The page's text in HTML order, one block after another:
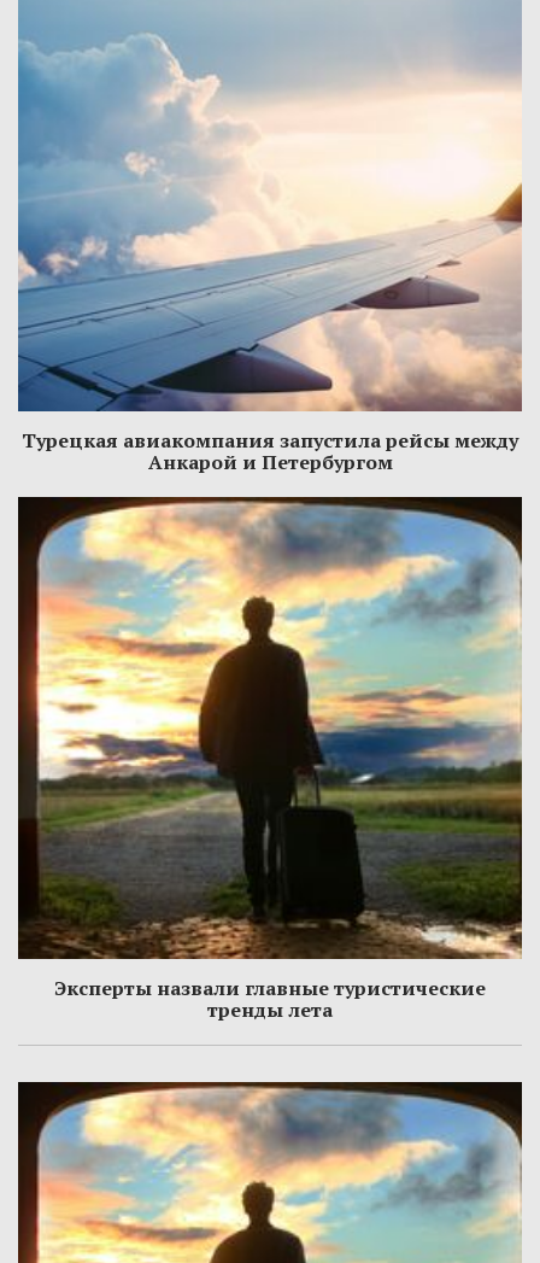
Турецкая авиакомпания запустила рейсы между
Анкарой и Петербургом
Эксперты назвали главные туристические
тренды лета